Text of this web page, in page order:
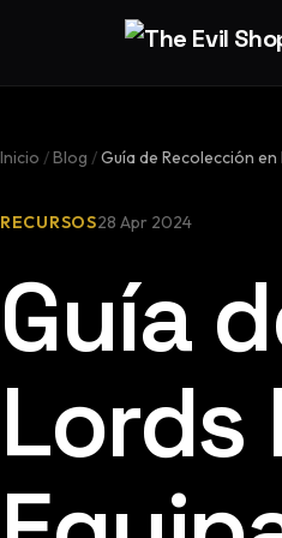
Inicio /Blog /Guía de Recolección
RECURSOS28 Apr 2024
Guía
Lords